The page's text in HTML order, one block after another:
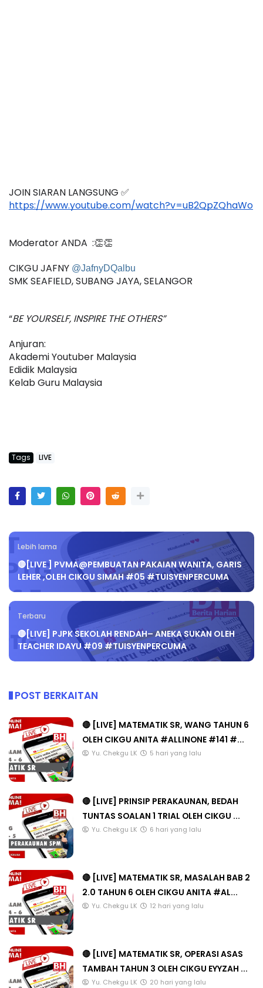
JOIN SIARAN LANGSUNG ✅
https://www.youtube.com/watch?v=uB2QpZQhaWo
Moderator ANDA  :👏👏
CIKGU JAFNY @JafnyDQalbu
SMK SEAFIELD, SUBANG JAYA, SELANGOR
“BE YOURSELF, INSPIRE THE OTHERS”
Anjuran:
Akademi Youtuber Malaysia
Edidik Malaysia
Kelab Guru Malaysia
Tags LIVE
Lebih lama
🔴[LIVE ] PVMA@PEMBUATAN PAKAIAN WANITA, GARIS
LEHER ,OLEH CIKGU SIMAH #05 #TUISYENPERCUMA
Terbaru
🔴[LIVE] PJPK SEKOLAH RENDAH– ANEKA SUKAN OLEH
TEACHER IDAYU #09 #TUISYENPERCUMA
POST BERKAITAN
🔴 [LIVE] MATEMATIK SR, WANG TAHUN 6
OLEH CIKGU ANITA #ALLINONE #141 #...
Yu. Chekgu LK 5 hari yang lalu
🔴 [LIVE] PRINSIP PERAKAUNAN, BEDAH
TUNTAS SOALAN 1 TRIAL OLEH CIKGU ...
Yu. Chekgu LK 6 hari yang lalu
🔴 [LIVE] MATEMATIK SR, MASALAH BAB 2
2.0 TAHUN 6 OLEH CIKGU ANITA #AL...
Yu. Chekgu LK 12 hari yang lalu
🔴 [LIVE] MATEMATIK SR, OPERASI ASAS
TAMBAH TAHUN 3 OLEH CIKGU EYYZAH ...
Yu. Chekgu LK 20 hari yang lalu